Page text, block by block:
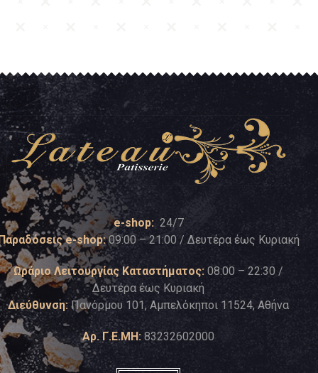
e-shop: 24/7
e-shop:09:00 – 21:00 / Δευτέρα έως Κυριακή
Ωράριο Λειτουργίας Καταστήματος: 08:00 – 22:30 /
Δευτέρα έως Κυριακή
Διεύθυνση: Πανόρμου 101, Αμπελόκηποι 11524, Αθήνα
Αρ. Γ.Ε.ΜΗ: 83232602000